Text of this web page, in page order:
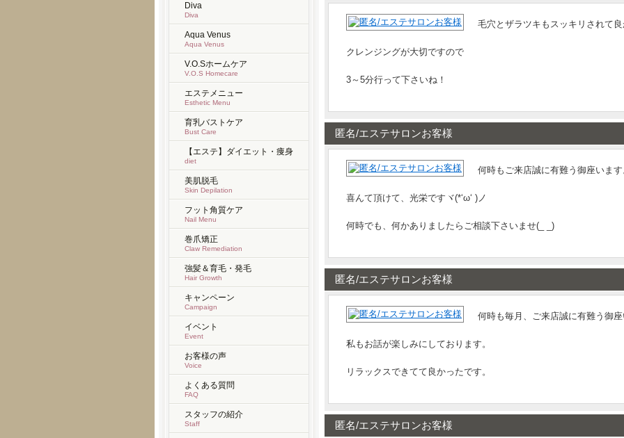
毛穴とザラツキもスッキリされて良
クレンジングが大切ですので
3～5分行って下さいね！
匿名/エステサロンお客様
何時もご来店誠に有難う御座います
喜んて頂けて、光栄ですヾ(*‘ω‘ )ノ
何時でも、何かありましたらご相談下さいませ(_ _)
匿名/エステサロンお客様
何時も毎月、ご来店誠に有難う御
私もお話が楽しみにしております。
リラックスできてて良かったです。
匿名/エステサロンお客様
Diva
Diva
Aqua Venus
Aqua Venus
V.O.Sホームケア
V.O.S Homecare
エステメニュー
Esthetic Menu
育乳バストケア
Bust Care
【エステ】ダイエット・痩身
diet
美肌脱毛
Skin Depilation
フット角質ケア
Nail Menu
巻爪矯正
Claw Remediation
強髪＆育毛・発毛
Hair Growth
キャンペーン
Campaign
イベント
Event
お客様の声
Voice
よくある質問
FAQ
スタッフの紹介
Staff